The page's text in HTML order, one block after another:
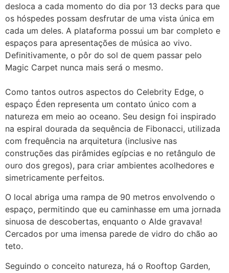
desloca a cada momento do dia por 13 decks para que
os hóspedes possam desfrutar de uma vista única em
cada um deles. A plataforma possui um bar completo e
espaços para apresentações de música ao vivo.
Definitivamente, o pôr do sol de quem passar pelo
Magic Carpet nunca mais será o mesmo.
Como tantos outros aspectos do Celebrity Edge, o
espaço Éden representa um contato único com a
natureza em meio ao oceano. Seu design foi inspirado
na espiral dourada da sequência de Fibonacci, utilizada
com frequência na arquitetura (inclusive nas
construções das pirâmides egípcias e no retângulo de
ouro dos gregos), para criar ambientes acolhedores e
simetricamente perfeitos.
O local abriga uma rampa de 90 metros envolvendo o
espaço, permitindo que eu caminhasse em uma jornada
sinuosa de descobertas, enquanto o Alde gravava!
Cercados por uma imensa parede de vidro do chão ao
teto.
Seguindo o conceito natureza, há o Rooftop Garden,